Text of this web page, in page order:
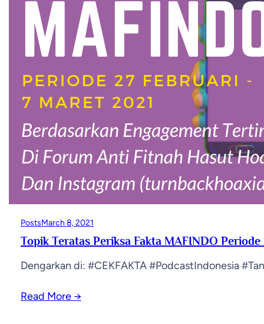
PostsMarch 8, 2021
Topik Teratas Periksa Fakta MAFINDO
Dengarkan di: #CEKFAKTA #PodcastIndonesia
Read More →